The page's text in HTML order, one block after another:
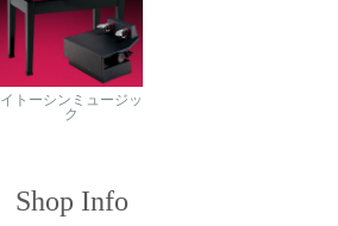
イトーシンミュージッ
ク
Shop Info